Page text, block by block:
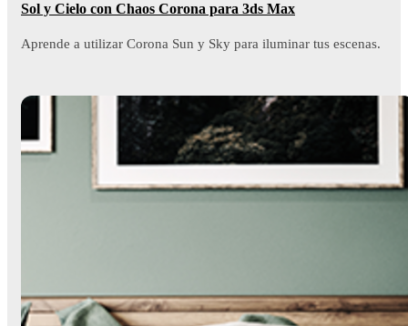
Sol y Cielo con Chaos Corona para 3ds Max
Aprende a utilizar Corona Sun y Sky para iluminar tus escenas.